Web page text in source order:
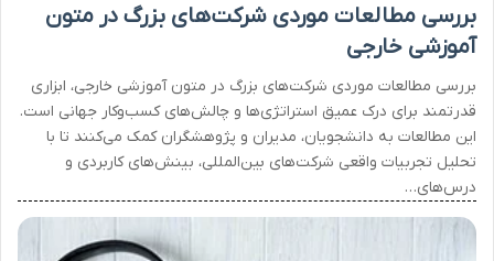
بررسی مطالعات موردی شرکت‌های بزرگ در متون
آموزشی خارجی
بررسی مطالعات موردی شرکت‌های بزرگ در متون آموزشی خارجی، ابزاری
قدرتمند برای درک عمیق استراتژی‌ها و چالش‌های کسب‌وکار جهانی است.
این مطالعات به دانشجویان، مدیران و پژوهشگران کمک می‌کنند تا با
تحلیل تجربیات واقعی شرکت‌های بین‌المللی، بینش‌های کاربردی و
درس‌های…